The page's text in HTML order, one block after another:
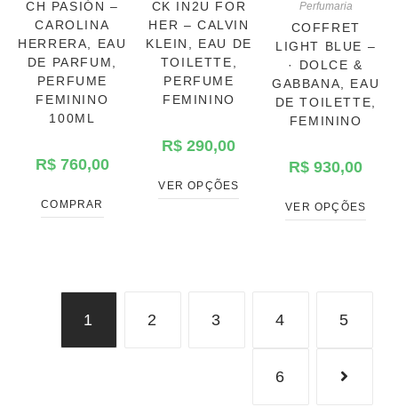
CH PASIÓN –
CAROLINA
HERRERA, EAU
DE PARFUM,
PERFUME
FEMININO
100ML
R$760,00
COMPRAR
CK IN2U FOR
HER – CALVIN
KLEIN, EAU DE
TOILETTE,
PERFUME
FEMININO
R$ 290,00
VER OPÇÕES
Perfumaria
COFFRET
LIGHT BLUE –
· DOLCE &
GABBANA, EAU
DE TOILETTE,
FEMININO
R$ 930,00
VER OPÇÕES
1 2 3 4 5
6